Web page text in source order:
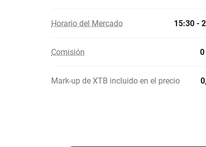
Horario del Mercado 15:30 -
Comisión 0
Mark-up de XTB incluido en el precio